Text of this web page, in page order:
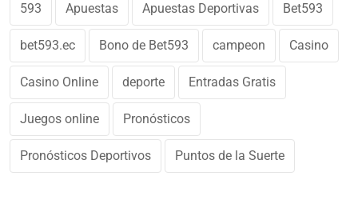
593 Apuestas Apuestas Deportivas Bet593
bet593.ec Bono de Bet593 campeon Casino
Casino Online deporte Entradas Gratis
Juegos online Pronósticos
Pronósticos Deportivos Puntos de la Suerte